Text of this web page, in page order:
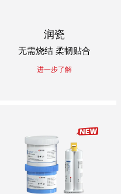
润瓷
无需烧结 柔韧贴合
进一步了解